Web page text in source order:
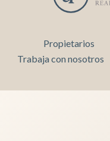
Propietarios
Trabaja con nosotros